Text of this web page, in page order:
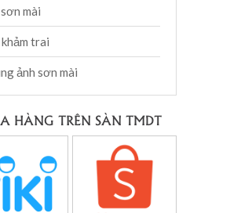
mài
trai
ảnh sơn mài
HÀNG TRÊN SÀN TMDT